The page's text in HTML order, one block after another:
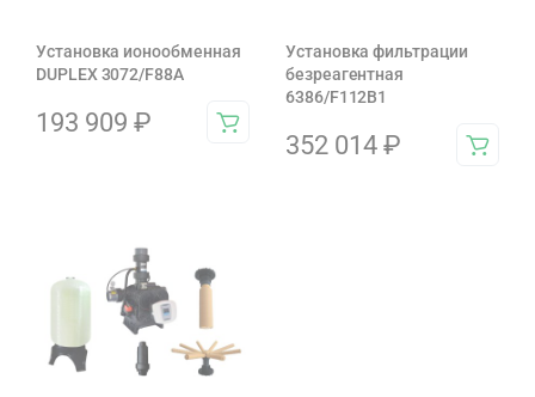
Установка ионообменная
DUPLEX 3072/F88A
193 909 ₽
Установка фильтрации
безреагентная
6386/F112B1
352 014 ₽